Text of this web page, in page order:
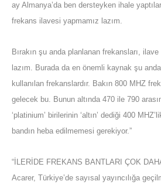
ay Almanya’da ben dersteyken ihale
frekans ilavesi yapmamız lazım.
Bırakın şu anda planlanan frekansları,
lazım. Burada da en önemli kaynak şu
kullanılan frekanslardır. Bakın 800 MHZ
gelecek bu. Bunun altında 470 ile 790
‘platinium’ birilerinin ‘altın’ dediği 400
bandın heba edilmemesi gerekiyor.”
“İLERİDE FREKANS BANTLARI ÇOK
Acarer, Türkiye’de sayısal yayıncılığa